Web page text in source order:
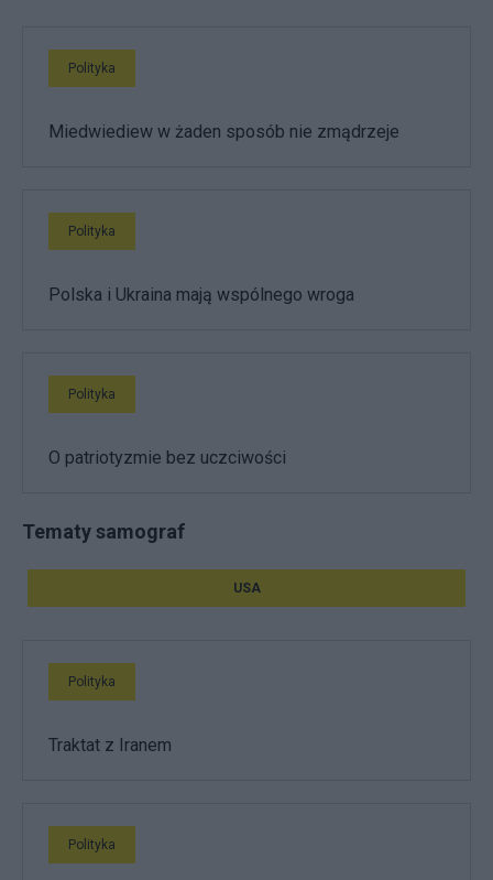
Polityka
Miedwiediew w żaden sposób nie zmądrzeje
Polityka
Polska i Ukraina mają wspólnego wroga
Polityka
O patriotyzmie bez uczciwości
Tematy samograf
USA
Polityka
Traktat z Iranem
Polityka